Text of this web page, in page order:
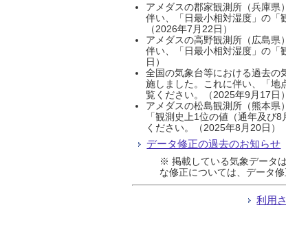
アメダスの郡家観測所（兵庫
伴い、「日最小相対湿度」の「
（2026年7月22日）
アメダスの高野観測所（広島
伴い、「日最小相対湿度」の「
日）
全国の気象台等における過去の
施しました。これに伴い、「地
覧ください。（2025年9月17日）
アメダスの松島観測所（熊本
「観測史上1位の値（通年及び
ください。（2025年8月20日）
データ修正の過去のお知らせ
※ 掲載している気象データ
な修正については、データ
利用